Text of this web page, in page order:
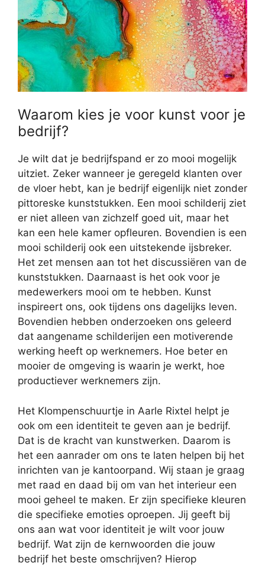
Waarom kies je voor kunst voor je
bedrijf?
Je wilt dat je bedrijfspand er zo mooi mogelijk
uitziet. Zeker wanneer je geregeld klanten over
de vloer hebt, kan je bedrijf eigenlijk niet zonder
pittoreske kunststukken. Een mooi schilderij ziet
er niet alleen van zichzelf goed uit, maar het
kan een hele kamer opfleuren. Bovendien is een
mooi schilderij ook een uitstekende ijsbreker.
Het zet mensen aan tot het discussiëren van de
kunststukken. Daarnaast is het ook voor je
medewerkers mooi om te hebben. Kunst
inspireert ons, ook tijdens ons dagelijks leven.
Bovendien hebben onderzoeken ons geleerd
dat aangename schilderijen een motiverende
werking heeft op werknemers. Hoe beter en
mooier de omgeving is waarin je werkt, hoe
productiever werknemers zijn.
Het Klompenschuurtje in Aarle Rixtel helpt je
ook om een identiteit te geven aan je bedrijf.
Dat is de kracht van kunstwerken. Daarom is
het een aanrader om ons te laten helpen bij het
inrichten van je kantoorpand. Wij staan je graag
met raad en daad bij om van het interieur een
mooi geheel te maken. Er zijn specifieke kleuren
die specifieke emoties oproepen. Jij geeft bij
ons aan wat voor identiteit je wilt voor jouw
bedrijf. Wat zijn de kernwoorden die jouw
bedrijf het beste omschrijven? Hierop